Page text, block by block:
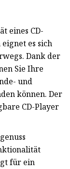
eines CD-
es sich
Dank der
Sie Ihre
und
können. Der
CD-Player
für ein